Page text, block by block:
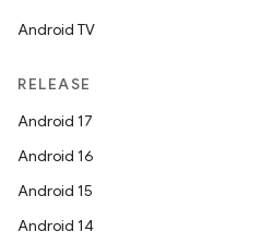
Android TV
RELEASE
Android 17
Android 16
Android 15
Android 14